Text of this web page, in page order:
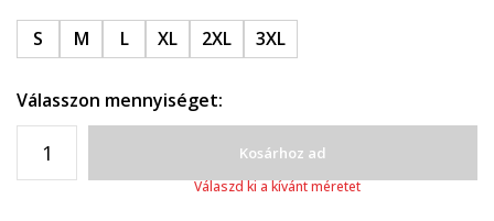
S M L XL 2XL 3XL
Válasszon mennyiséget:
Kosárhoz ad
Válaszd ki a kívánt méretet